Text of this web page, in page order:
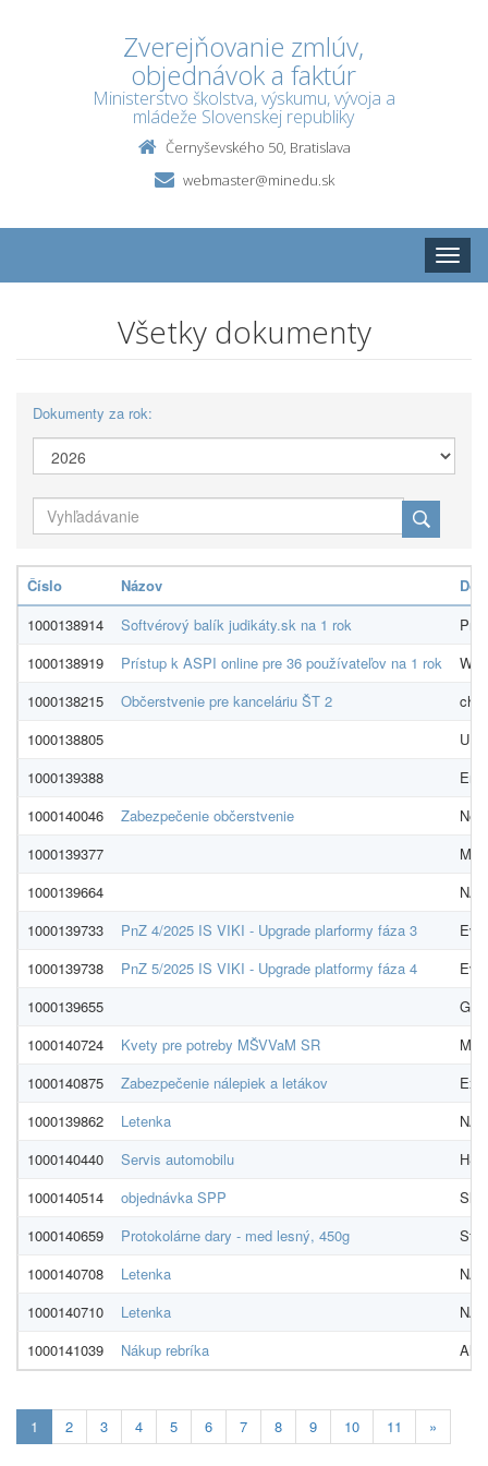
Zverejňovanie zmlúv,
objednávok a faktúr
Ministerstvo školstva, výskumu, vývoja a
mládeže Slovenskej republiky
Černyševského 50, Bratislava
webmaster@minedu.sk
Toggle
Všetky dokumenty
Dokumenty za rok:
Číslo Názov
1000138914
Softvérový balík judikáty.sk na 1 rok
1000138919
Prístup k ASPI online pre 36 používateľov na 1 rok
1000138215
Občerstvenie pre kanceláriu ŠT 2
1000138805
1000139388
1000140046
Zabezpečenie občerstvenie
1000139377
1000139664
1000139733
PnZ 4/2025 IS VIKI - Upgrade plarformy fáza 3
1000139738
PnZ 5/2025 IS VIKI - Upgrade platformy fáza 4
1000139655
1000140724
Kvety pre potreby MŠVVaM SR
1000140875
Zabezpečenie nálepiek a letákov
1000139862
Letenka
1000140440
Servis automobilu
HS
1000140514
objednávka SPP
1000140659
Protokolárne dary - med lesný, 450g
1000140708
Letenka
1000140710
Letenka
1000141039
Nákup rebríka
1 Aktualna-
stranka
2 3 4 5 6 7 8 9 10 11 »